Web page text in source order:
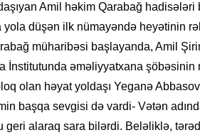
Amil həkim Qarabağ
yola düşən ilk nümayəndə heyətinin
müharibəsi başlayanda, Amil
İnstitutunda əməliyyatxana şöbəsinin
olan həyat yoldaşı Yeganə
başqa sevgisi də vardi- Vətən
geri alaraq sara bilərdi. Beləliklə,